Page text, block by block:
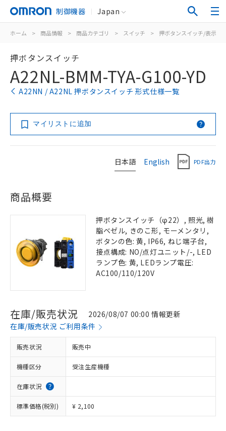
制御機器 Japan
ホーム > 商品情報 > 商品カテゴリ > スイッチ > 押ボタンスイッチ/表示灯
押ボタンスイッチ
A22NL-BMM-TYA-G100-YD
A22NN / A22NL 押ボタンスイッチ 形式仕様一覧
マイリストに追加
日本語 English PDF出力
商品概要
押ボタンスイッチ（φ22）, 照光, 樹
脂ベゼル, きのこ形, モーメンタリ,
ボタンの色: 黄, IP66, ねじ端子台,
接点構成: NO/点灯ユニット/-, LED
ランプ色: 黄, LEDランプ電圧:
AC100/110/120V
在庫/販売状況
2026/08/07 00:00 情報更新
在庫/販売状況 ご利用条件
販売状況 販売中
機種区分 受注生産機種
在庫状況
標準価格(税別) ¥ 2,100